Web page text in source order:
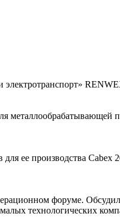
металлообрабатывающей
ее производства Cabex
форуме.
технологических